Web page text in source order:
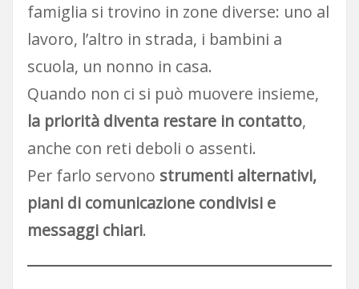
famiglia si trovino in zone diverse: uno al
lavoro, l’altro in strada, i bambini a
scuola, un nonno in casa.
Quando non ci si può muovere insieme,
la priorità diventa restare in contatto,
anche con reti deboli o assenti.
Per farlo servono strumenti alternativi,
piani di comunicazione condivisi e
messaggi chiari.